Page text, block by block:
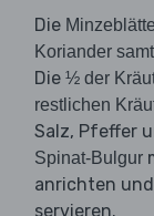
Die
Koriander
Die ½ der
restlichen
Salz, Pfeffer
Spinat-Bulgur
anrichten
servieren.